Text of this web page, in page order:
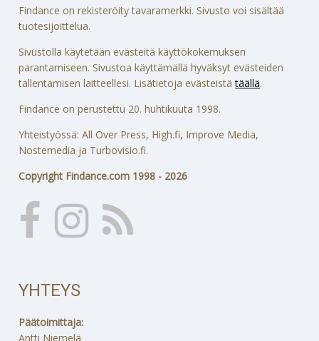
Findance on rekisteröity tavaramerkki. Sivusto voi sisältää
tuotesijoittelua.
Sivustolla käytetään evästeitä käyttökokemuksen
parantamiseen. Sivustoa käyttämällä hyväksyt evästeiden
tallentamisen laitteellesi. Lisätietoja evästeistätäällä.
Findance on perustettu 20. huhtikuuta 1998.
Yhteistyössä: All Over Press, High.fi, Improve Media,
Nostemedia ja Turbovisio.fi.
Copyright Findance.com 1998 - 2026
YHTEYS
Päätoimittaja:
Antti Niemelä